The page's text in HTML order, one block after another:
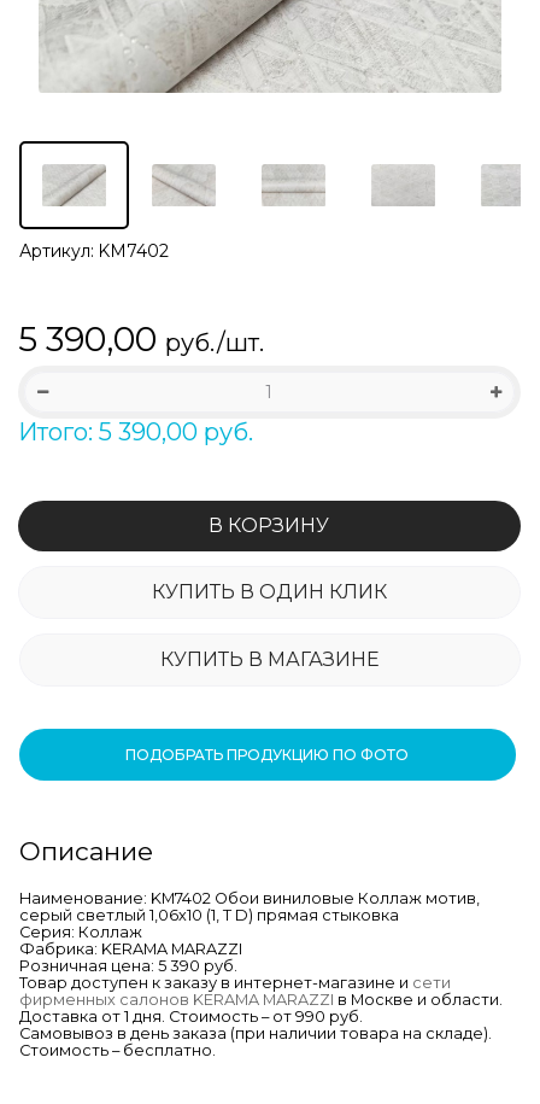
Артикул: KM7402
5 390,00 руб./шт.
Итого: 5 390,00 руб.
В КОРЗИНУ
КУПИТЬ В ОДИН КЛИК
КУПИТЬ В МАГАЗИНЕ
ПОДОБРАТЬ ПРОДУКЦИЮ ПО ФОТО
Описание
Наименование: KM7402 Обои виниловые Коллаж мотив,
серый светлый 1,06х10 (1, Т D) прямая стыковка
Серия: Коллаж
Фабрика: KERAMA MARAZZI
Розничная цена: 5 390 руб.
Товар доступен к заказу в интернет-магазине и сети
фирменных салонов KERAMA MARAZZI в Москве и области.
Доставка от 1 дня. Стоимость – от 990 руб.
Самовывоз в день заказа (при наличии товара на складе).
Стоимость – бесплатно.